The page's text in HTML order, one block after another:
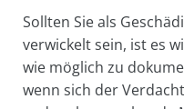
Sollten Sie als
verwickelt sein, ist es
wie möglich zu
wenn sich der